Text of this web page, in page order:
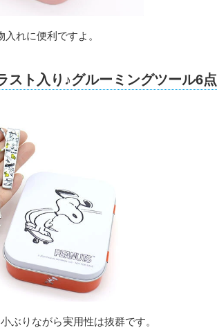
れに便利ですよ。
スト入り♪グルーミングツール6点
ぶりながら実用性は抜群です。